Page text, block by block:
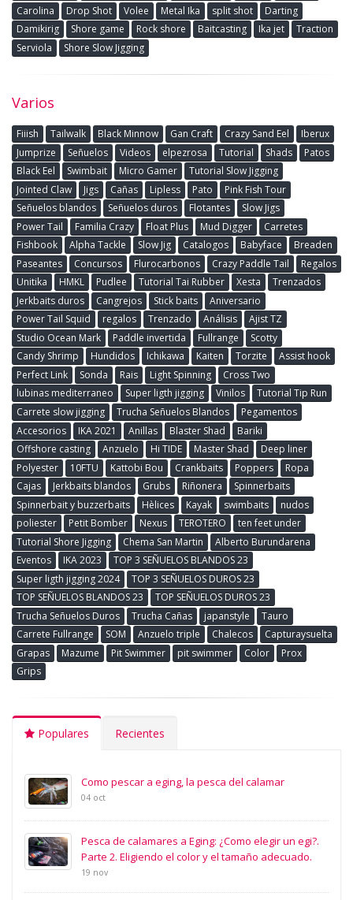
Carolina
Drop Shot Volee Metal Ika split shot
Darting
Damikirig
Shore game Rock shore Baitcasting Ika jet
Traction
Serviola
Shore Slow Jigging
Varios
Fiiish Tailwalk Black Minnow Gan Craft Crazy Sand Eel
Iberux
Jumprize
Señuelos Videos elpezrosa Tutorial Shads
Patos
Black Eel
Swimbait Micro Gamer
Tutorial Slow Jigging
Jointed Claw
Jigs Cañas Lipless Pato
Pink Fish Tour
Señuelos blandos
Señuelos duros Flotantes
Slow Jigs
Power Tail
Familia Crazy Float Plus Mud Digger
Carretes
Fishbook
Alpha Tackle Slow Jig Catalogos Babyface
Breaden
Paseantes
Concursos Flurocarbonos Crazy Paddle Tail
Regalos
Unitika
HMKL Pudlee Tutorial Tai Rubber Xesta
Trenzados
Jerkbaits duros
Cangrejos Stick baits
Aniversario
Power Tail Squid
regalos Trenzado Análisis
Ajist TZ
Studio Ocean Mark
Paddle invertida Fullrange
Scotty
Candy Shrimp
Hundidos Ichikawa Kaiten Torzite
Assist hook
Perfect Link
Sonda Rais Light Spinning
Cross Two
lubinas mediterraneo
Super ligth jigging Vinilos
Tutorial Tip Run
Carrete slow jigging
Trucha Señuelos Blandos
Pegamentos
Accesorios
IKA 2021 Anillas Blaster Shad
Bariki
Offshore casting
Anzuelo Hi TIDE Master Shad
Deep liner
Polyester
10FTU Kattobi Bou Crankbaits Poppers
Ropa
Cajas
Jerkbaits blandos Grubs Riñonera
Spinnerbaits
Spinnerbait y buzzerbaits
Hèlices Kayak swimbaits
nudos
poliester
Petit Bomber Nexus TEROTERO
ten feet under
Tutorial Shore Jigging
Chema San Martin
Alberto Burundarena
Eventos
IKA 2023
TOP 3 SEÑUELOS BLANDOS 23
Super ligth jigging 2024
TOP 3 SEÑUELOS DUROS 23
TOP SEÑUELOS BLANDOS 23
TOP SEÑUELOS DUROS 23
Trucha Señuelos Duros
Trucha Cañas japanstyle
Tauro
Carrete Fullrange
SOM Anzuelo triple Chalecos
Capturaysuelta
Grapas
Mazume Pit Swimmer pit swimmer Color
Prox
Grips
Populares Recientes
Como pescar a eging, la pesca del calamar
04 oct
Pesca de calamares a Eging: ¿Como elegir un egi?.
Parte 2. Eligiendo el color y el tamaño adecuado.
19 nov